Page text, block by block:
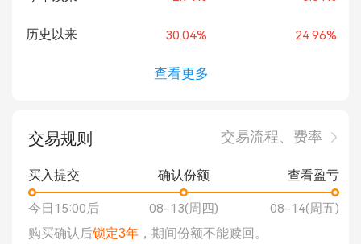
历史以来 30.04% 24.96%
查看更多
交易规则 交易流程、费率
买入提交
今日15:00后
确认份额
08-13(周四)
查看盈亏
08-14(周五)
购买确认后锁定3年 ，期间份额不能赎回。